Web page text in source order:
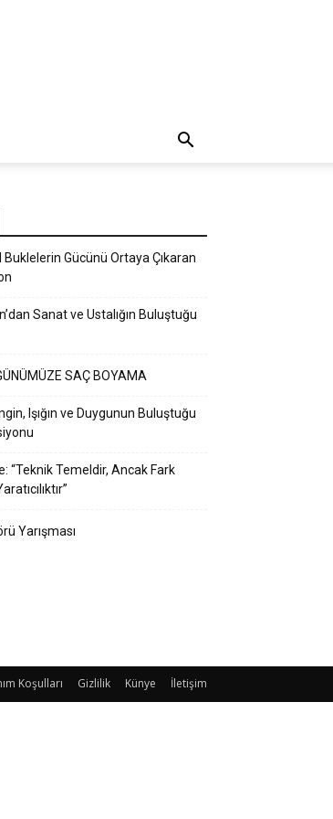
Buklelerin Gücünü Ortaya Çıkaran
Sanat ve Ustalığın Buluştuğu
SAÇ BOYAMA
Işığın ve Duygunun Buluştuğu
“Teknik Temeldir, Ancak Fark
Yarışması
Koşulları Gizlilik Künye İletişim